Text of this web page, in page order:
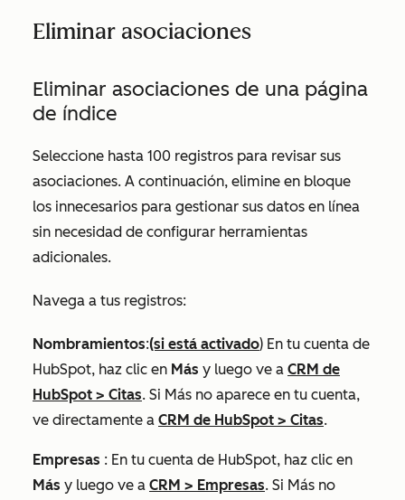
Eliminar asociaciones
Eliminar asociaciones de una página
de índice
Seleccione hasta 100 registros para revisar sus
asociaciones. A continuación, elimine en bloque
los innecesarios para gestionar sus datos en línea
sin necesidad de configurar herramientas
adicionales.
Navega a tus registros:
Nombramientos:(si está activado) En tu cuenta de
HubSpot, haz clic en Más y luego ve a CRM de
HubSpot > Citas. Si Más no aparece en tu cuenta,
ve directamente a CRM de HubSpot > Citas.
Empresas : En tu cuenta de HubSpot, haz clic en
Más y luego ve a CRM > Empresas. Si Más no